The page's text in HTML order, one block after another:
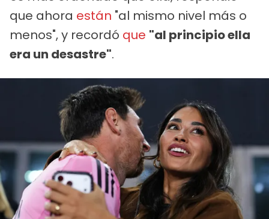
que ahora están "al mismo nivel más o
menos", y recordó que "al principio ella
era un desastre".